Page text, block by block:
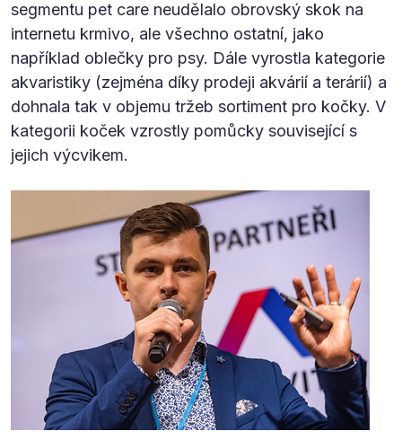
segmentu pet care neudělalo obrovský skok na
internetu krmivo, ale všechno ostatní, jako
například oblečky pro psy. Dále vyrostla kategorie
akvaristiky (zejména díky prodeji akvárií a terárií) a
dohnala tak v objemu tržeb sortiment pro kočky. V
kategorii koček vzrostly pomůcky související s
jejich výcvikem.